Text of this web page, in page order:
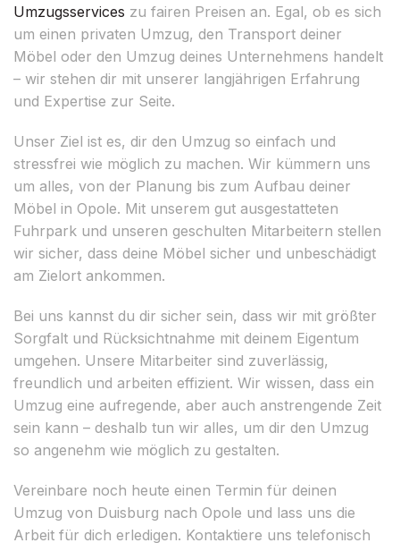
Umzugsservices zu fairen Preisen an. Egal, ob es sich
um einen privaten Umzug, den Transport deiner
Möbel oder den Umzug deines Unternehmens handelt
– wir stehen dir mit unserer langjährigen Erfahrung
und Expertise zur Seite.
Unser Ziel ist es, dir den Umzug so einfach und
stressfrei wie möglich zu machen. Wir kümmern uns
um alles, von der Planung bis zum Aufbau deiner
Möbel in Opole. Mit unserem gut ausgestatteten
Fuhrpark und unseren geschulten Mitarbeitern stellen
wir sicher, dass deine Möbel sicher und unbeschädigt
am Zielort ankommen.
Bei uns kannst du dir sicher sein, dass wir mit größter
Sorgfalt und Rücksichtnahme mit deinem Eigentum
umgehen. Unsere Mitarbeiter sind zuverlässig,
freundlich und arbeiten effizient. Wir wissen, dass ein
Umzug eine aufregende, aber auch anstrengende Zeit
sein kann – deshalb tun wir alles, um dir den Umzug
so angenehm wie möglich zu gestalten.
Vereinbare noch heute einen Termin für deinen
Umzug von Duisburg nach Opole und lass uns die
Arbeit für dich erledigen. Kontaktiere uns telefonisch